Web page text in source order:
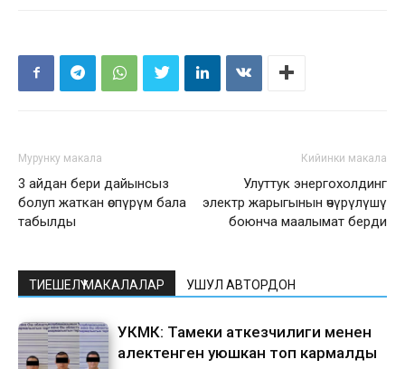
Мурунку макала
3 айдан бери дайынсыз
болуп жаткан өспүрүм бала
табылды
Кийинки макала
Улуттук энергохолдинг
электр жарыгынын өчүрүлүшү
боюнча маалымат берди
ТИЕШЕЛҮҮ МАКАЛАЛАР УШУЛ АВТОРДОН
УКМК: Тамеки аткезчилиги менен
алектенген уюшкан топ кармалды